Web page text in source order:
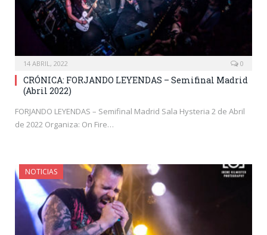
14 ABRIL, 2022 0
CRÓNICA: FORJANDO LEYENDAS – Semifinal Madrid
(Abril 2022)
FORJANDO LEYENDAS – Semifinal Madrid Sala Hysteria 2 de Abril
de 2022 Organiza: On Fire…
NOTICIAS